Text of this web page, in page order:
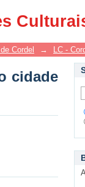
de
Cordel → LC -
cidade